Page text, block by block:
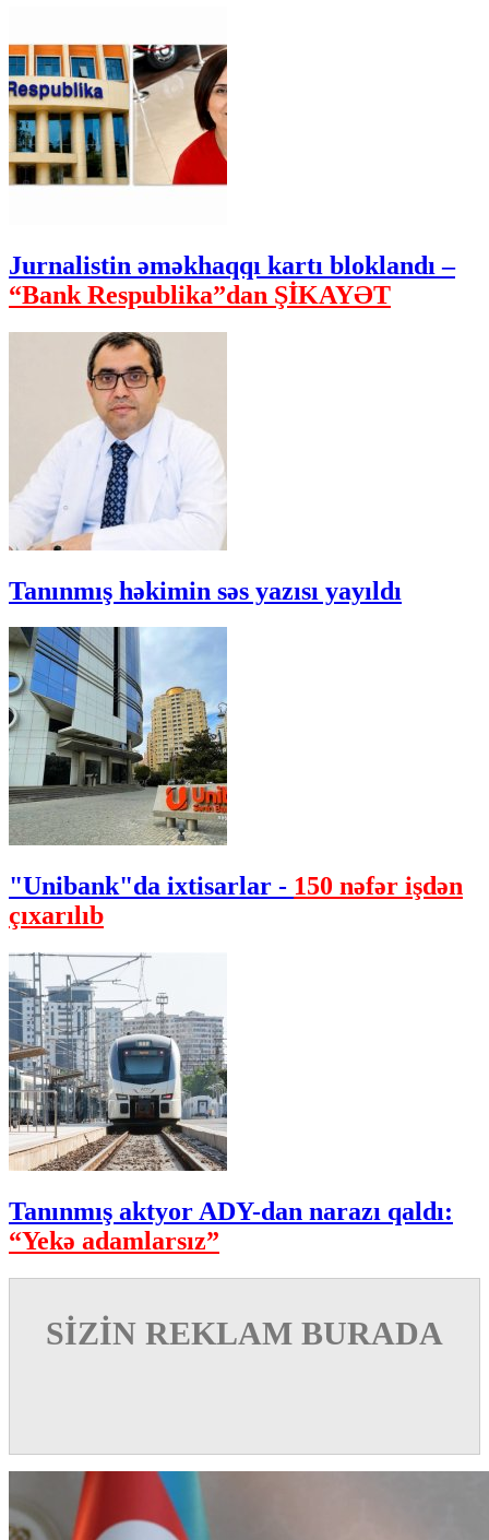
Jurnalistin əməkhaqqı kartı bloklandı –
“Bank Respublika”dan ŞİKAYƏT
Tanınmış həkimin səs yazısı yayıldı
"Unibank"da ixtisarlar - 150 nəfər işdən
çıxarılıb
Tanınmış aktyor ADY-dan narazı qaldı:
“Yekə adamlarsız”
SİZİN REKLAM BURADA